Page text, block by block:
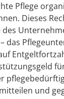
Pflege
Dieses
das
und